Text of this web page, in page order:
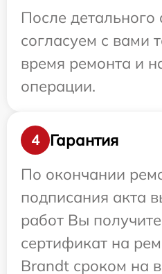
После
согласуем с вами
время ремонта и
операции.
4
Гарантия
По окончании
подписания акта
работ Вы
сертификат на
Brandt сроком на